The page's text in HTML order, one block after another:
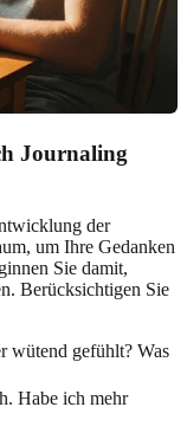
Journaling
der
um Ihre Gedanken
Sie damit,
Berücksichtigen Sie
wütend gefühlt? Was
Habe ich mehr